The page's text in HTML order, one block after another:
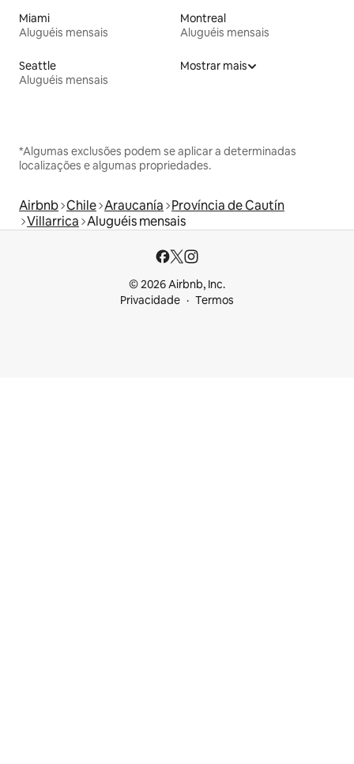
Miami
Aluguéis mensais
Montreal
Aluguéis mensais
Seattle
Aluguéis mensais
Mostrar mais
*Algumas exclusões podem se aplicar a determinadas
localizações e algumas propriedades.
Airbnb Chile Araucanía Província de Cautín
Villarrica Aluguéis mensais
© 2026 Airbnb, Inc.
Privacidade
Termos